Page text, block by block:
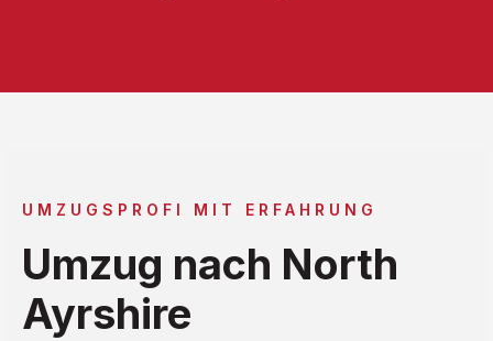
UMZUGSPROFI MIT ERFAHRUNG
Umzug nach North
Ayrshire